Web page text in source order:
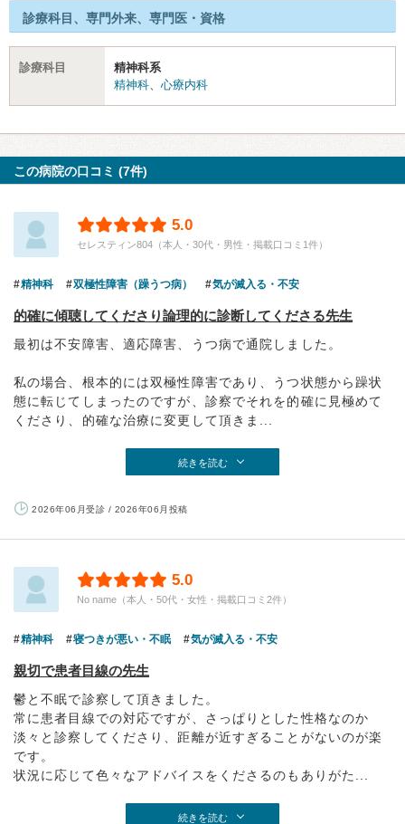
診療科目、専門外来、専門医・資格
診療科目
精神科系
精神科
心療内科
この病院の口コミ (7件)
5.0
セレスティン804（本人・30代・男性・掲載口コミ1件）
精神科 双極性障害（躁うつ病） 気が滅入る・不安
的確に傾聴してくださり論理的に診断してくださる先生
最初は不安障害、適応障害、うつ病で通院しました。
私の場合、根本的には双極性障害であり、うつ状態から躁状
態に転じてしまったのですが、診察でそれを的確に見極めて
くださり、的確な治療に変更して頂きま...
続きを読む
2026年06月受診 / 2026年06月投稿
5.0
No name（本人・50代・女性・掲載口コミ2件）
精神科 寝つきが悪い・不眠 気が滅入る・不安
親切で患者目線の先生
鬱と不眠で診察して頂きました。
常に患者目線での対応ですが、さっぱりとした性格なのか
淡々と診察してくださり、距離が近すぎることがないのが楽
です。
状況に応じて色々なアドバイスをくださるのもありがた...
続きを読む